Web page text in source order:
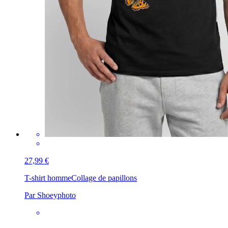
27,99 €
T-shirt hommeCollage de papillons
Par Shoeyphoto